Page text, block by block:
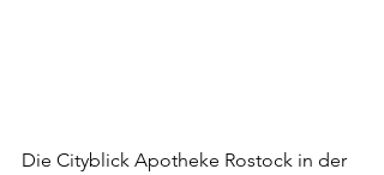
Die Cityblick Apotheke Rostock in der